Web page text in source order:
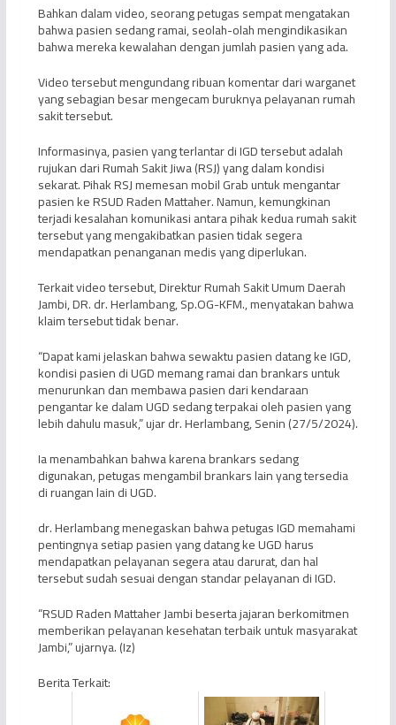
Bahkan dalam video, seorang petugas sempat mengatakan
bahwa pasien sedang ramai, seolah-olah mengindikasikan
bahwa mereka kewalahan dengan jumlah pasien yang ada.
Video tersebut mengundang ribuan komentar dari warganet
yang sebagian besar mengecam buruknya pelayanan rumah
sakit tersebut.
Informasinya, pasien yang terlantar di IGD tersebut adalah
rujukan dari Rumah Sakit Jiwa (RSJ) yang dalam kondisi
sekarat. Pihak RSJ memesan mobil Grab untuk mengantar
pasien ke RSUD Raden Mattaher. Namun, kemungkinan
terjadi kesalahan komunikasi antara pihak kedua rumah sakit
tersebut yang mengakibatkan pasien tidak segera
mendapatkan penanganan medis yang diperlukan.
Terkait video tersebut, Direktur Rumah Sakit Umum Daerah
Jambi, DR. dr. Herlambang, Sp.OG-KFM., menyatakan bahwa
klaim tersebut tidak benar.
“Dapat kami jelaskan bahwa sewaktu pasien datang ke IGD,
kondisi pasien di UGD memang ramai dan brankars untuk
menurunkan dan membawa pasien dari kendaraan
pengantar ke dalam UGD sedang terpakai oleh pasien yang
lebih dahulu masuk,” ujar dr. Herlambang, Senin (27/5/2024).
Ia menambahkan bahwa karena brankars sedang
digunakan, petugas mengambil brankars lain yang tersedia
di ruangan lain di UGD.
dr. Herlambang menegaskan bahwa petugas IGD memahami
pentingnya setiap pasien yang datang ke UGD harus
mendapatkan pelayanan segera atau darurat, dan hal
tersebut sudah sesuai dengan standar pelayanan di IGD.
“RSUD Raden Mattaher Jambi beserta jajaran berkomitmen
memberikan pelayanan kesehatan terbaik untuk masyarakat
Jambi,” ujarnya. (Iz)
Berita Terkait: